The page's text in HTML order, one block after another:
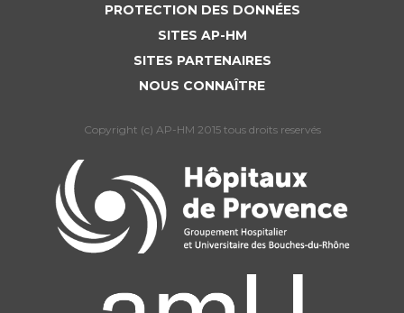
PROTECTION DES DONNÉES
SITES AP-HM
SITES PARTENAIRES
NOUS CONNAÎTRE
Copyright (c) AP-HM 2015 tous droits reservés